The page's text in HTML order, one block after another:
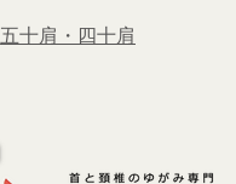
​五十肩・四十肩